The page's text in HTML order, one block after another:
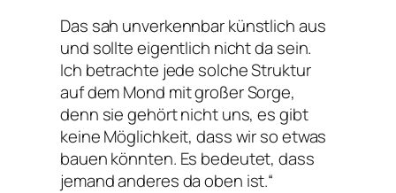
Das sah unverkennbar künstlich aus
und sollte eigentlich nicht da sein.
Ich betrachte jede solche Struktur
auf dem Mond mit großer Sorge,
denn sie gehört nicht uns, es gibt
keine Möglichkeit, dass wir so etwas
bauen könnten. Es bedeutet, dass
jemand anderes da oben ist.“